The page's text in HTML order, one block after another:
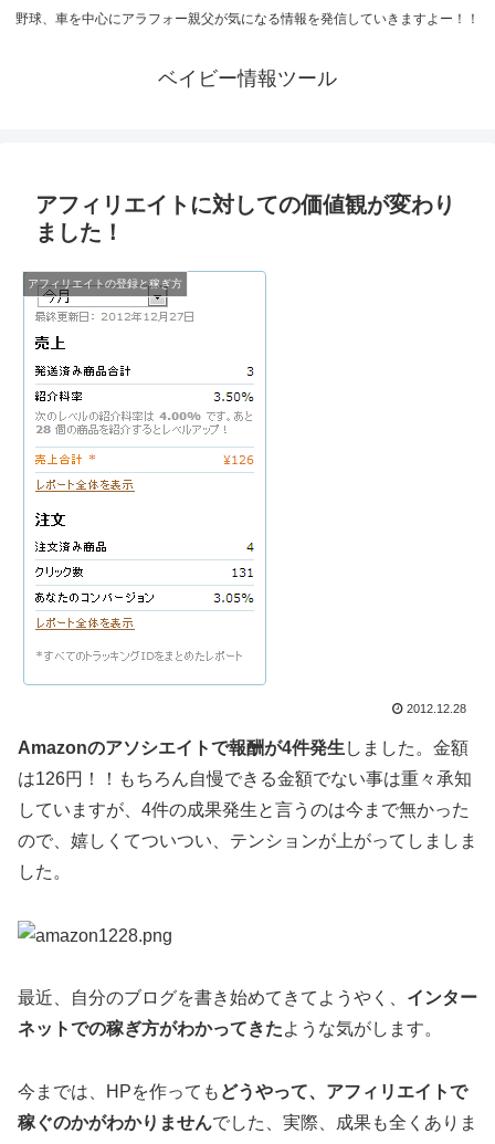
野球、車を中心にアラフォー親父が気になる情報を発信していきますよー！！
ベイビー情報ツール
アフィリエイトに対しての価値観が変わり
ました！
アフィリエイトの登録と稼ぎ方
2012.12.28
Amazonのアソシエイトで報酬が4件発生 しました。金額
は126円！！もちろん自慢できる金額でない事は重々承知
していますが、4件の成果発生と言うのは今まで無かった
ので、嬉しくてついつい、テンションが上がってしましま
した。
最近、自分のブログを書き始めてきてようやく、 インター
ネットでの稼ぎ方がわかってきたような気がします。
今までは、HPを作っても どうやって、アフィリエイトで
稼ぐのかがわかりませんでした、実際、成果も全くありま